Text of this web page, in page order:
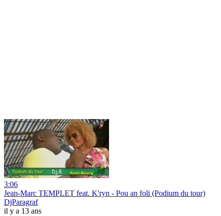
3:06
Jean-Marc TEMPLET feat. K'ryn - Pou an foli (Podium du tour)
DjParagraf
il y a 13 ans